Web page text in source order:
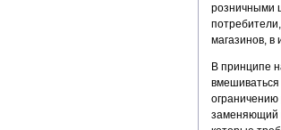
розничными
магазинов, в
В принципе
ограничению
заменяющий